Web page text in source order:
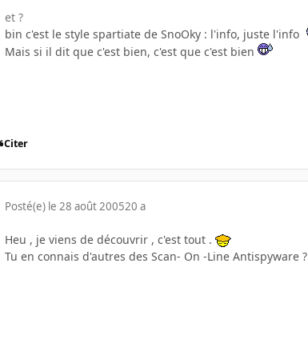
et ?
bin c'est le style spartiate de SnoOky : l'info, juste l'info
Mais si il dit que c'est bien, c'est que c'est bien
Citer
Posté(e) le 28 août 200520 a
Heu , je viens de découvrir , c'est tout .
Tu en connais d'autres des Scan- On -Line Antispyware ?